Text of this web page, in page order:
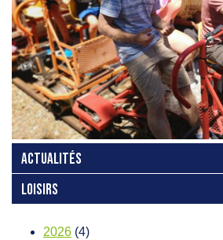
ACTUALITÉS
LOISIRS
2026 (4)